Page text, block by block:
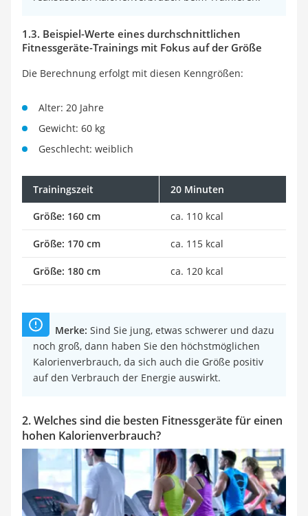
1.3. Beispiel-Werte eines durchschnittlichen
Fitnessgeräte-Trainings mit Fokus auf der Größe
Die Berechnung erfolgt mit diesen Kenngrößen:
Alter: 20 Jahre
Gewicht: 60 kg
Geschlecht: weiblich
Trainingszeit 20 Minuten
Größe: 160 cm ca. 110 kcal
Größe: 170 cm ca. 115 kcal
Größe: 180 cm ca. 120 kcal
Merke: Sind Sie jung, etwas schwerer und dazu
noch groß, dann haben Sie den höchstmöglichen
Kalorienverbrauch, da sich auch die Größe positiv
auf den Verbrauch der Energie auswirkt.
2. Welches sind die besten Fitnessgeräte für einen
hohen Kalorienverbrauch?